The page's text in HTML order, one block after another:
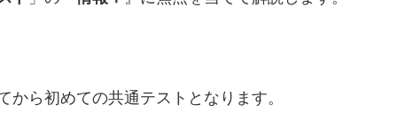
ら初めての共通テストとなります。